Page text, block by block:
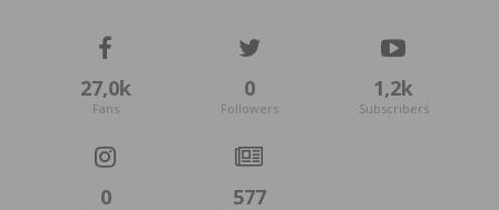
27,0k
Fans
0
Followers
1,2k
Subscribers
0 577